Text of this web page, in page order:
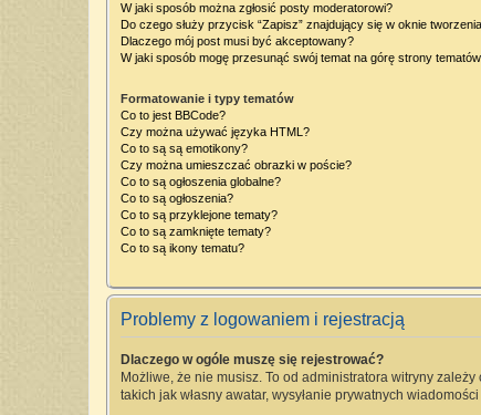
W jaki sposób można zgłosić posty moderatorowi?
Do czego służy przycisk “Zapisz” znajdujący się w oknie
Dlaczego mój post musi być akceptowany?
W jaki sposób mogę przesunąć swój temat na górę strony
Formatowanie i typy tematów
Co to jest BBCode?
Czy można używać języka HTML?
Co to są są emotikony?
Czy można umieszczać obrazki w poście?
Co to są ogłoszenia globalne?
Co to są ogłoszenia?
Co to są przyklejone tematy?
Co to są zamknięte tematy?
Co to są ikony tematu?
Problemy z logowaniem i rejestracją
Dlaczego w ogóle muszę się rejestrować?
Możliwe, że nie musisz. To od administratora witryny
takich jak własny awatar, wysyłanie prywatnych